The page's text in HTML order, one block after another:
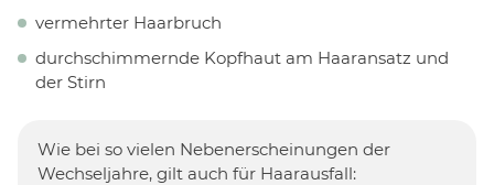
vermehrter Haarbruch
durchschimmernde Kopfhaut am Haaransatz und
der Stirn
Wie bei so vielen Nebenerscheinungen der
Wechseljahre, gilt auch für Haarausfall: